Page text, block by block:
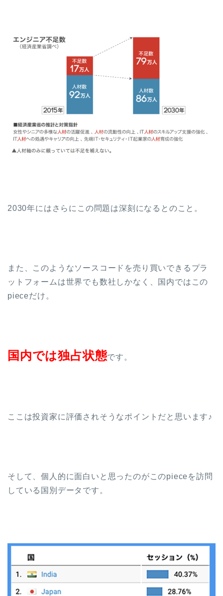
2030年にはさらにこの問題は深刻になるとのこと。
また、このようなソースコードを売り買いできるプラ
ットフォームは世界でも数社しかなく、国内ではこの
pieceだけ。
国内では独占状態です。
ここは投資家に評価されそうなポイントだと思います♪
そして、個人的に面白いと思ったのがこのpieceを訪問
している国別データです。